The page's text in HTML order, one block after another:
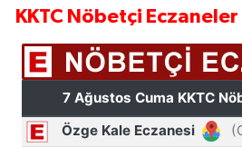
KKTC Nöbetçi Eczaneler